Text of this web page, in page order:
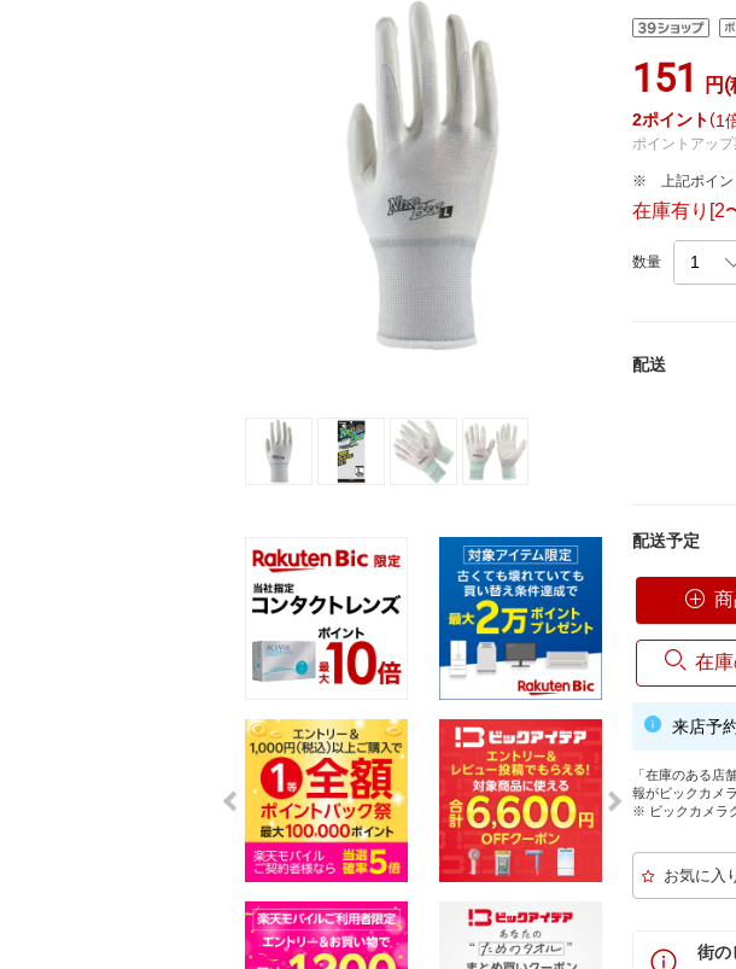
151 円
2ポイント 1
ポイントアッ
上記ポイ
在庫有り[2
数量
配送
配送予定
在
来店予
「在庫のある
報がビックカメ
※ ビックカメラ
街の